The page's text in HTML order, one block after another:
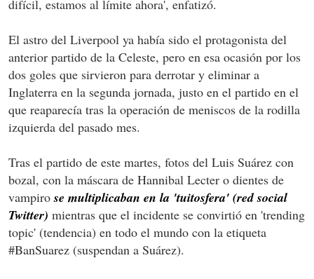
difícil, estamos al límite ahora', enfatizó.
El astro del Liverpool ya había sido el protagonista del
anterior partido de la Celeste, pero en esa ocasión por los
dos goles que sirvieron para derrotar y eliminar a
Inglaterra en la segunda jornada, justo en el partido en el
que reaparecía tras la operación de meniscos de la rodilla
izquierda del pasado mes.
Tras el partido de este martes, fotos del Luis Suárez con
bozal, con la máscara de Hannibal Lecter o dientes de
vampirose multiplicaban en la 'tuitosfera' (red social
Twitter) mientras que el incidente se convirtió en 'trending
topic' (tendencia) en todo el mundo con la etiqueta
#BanSuarez (suspendan a Suárez).